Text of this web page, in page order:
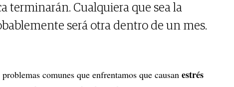
terminarán. Cualquiera que sea la
será otra dentro de un mes.
comunes que enfrentamos que causan estrés